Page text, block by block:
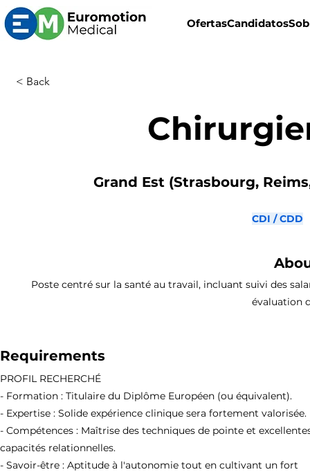
OfertasCandidatos
< Back
Grand Est (Strasbourg,
CDI / CDD
Poste centré sur la santé au travail, incluant suivi des
évaluation
Requirements
PROFIL RECHERCHÉ
- Formation : Titulaire du Diplôme Européen (ou équivalent).
- Expertise : Solide expérience clinique sera fortement valorisée.
- Compétences : Maîtrise des techniques de pointe et
capacités relationnelles.
- Savoir-être : Aptitude à l'autonomie tout en cultivant un fort